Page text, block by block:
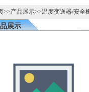
>>产品展示>>温度变送器/安全
展示